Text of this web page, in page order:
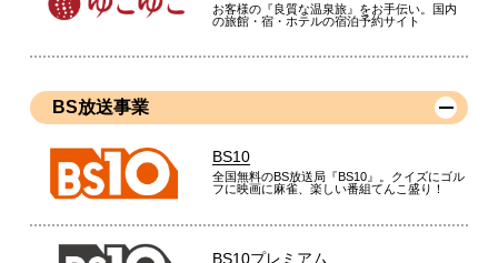
お客様の『良質な温泉旅』をお手伝い。国内
の旅館・宿・ホテルの宿泊予約サイト
BS放送事業
BS10
全国無料のBS放送局『BS10』。クイズにゴル
フに映画に麻雀、楽しい番組てんこ盛り！
BS10プレミアム